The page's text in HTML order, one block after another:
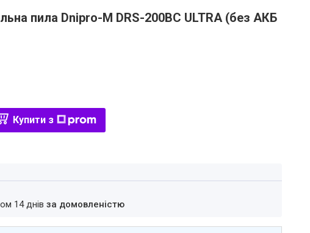
пила Dnipro-M DRS-200BC ULTRA (без АКБ
Купити з
14 днівза домовленістю